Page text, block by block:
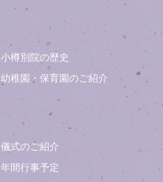
小樽別院の歴史
幼稚園・保育園のご紹介
儀式のご紹介
年間行事予定